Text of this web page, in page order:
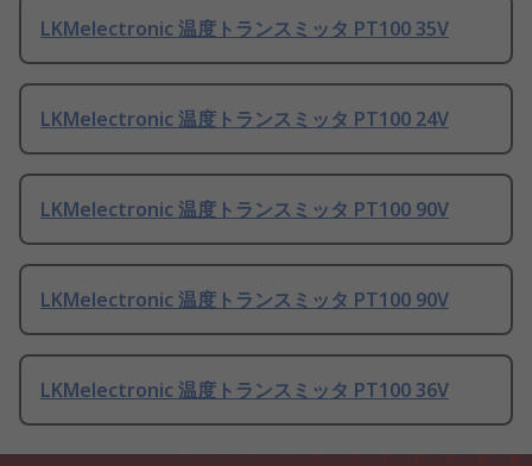
LKMelectronic 温度トランスミッタ PT100 35V
LKMelectronic 温度トランスミッタ PT100 24V
LKMelectronic 温度トランスミッタ PT100 90V
LKMelectronic 温度トランスミッタ PT100 90V
LKMelectronic 温度トランスミッタ PT100 36V